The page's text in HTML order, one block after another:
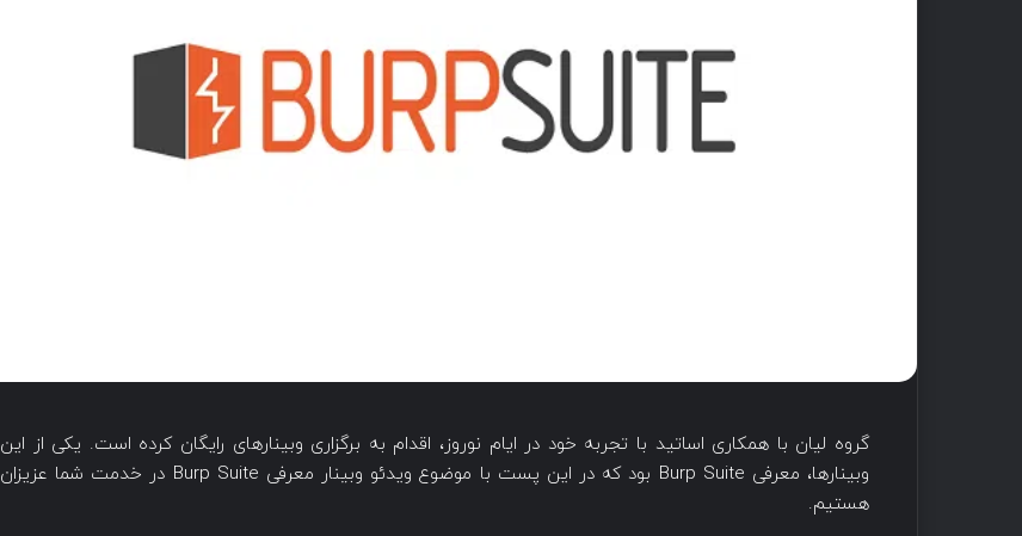
گروه لیان با همکاری اساتید با تجربه خود در ایام نوروز، اقدام به برگزاری وبینارهای رایگان کرده است. یکی از این
وبینارها، معرفی Burp Suite بود که در این پست با موضوع ویدئو وبینار معرفی Burp Suite در خدمت شما عزیزان
هستیم.